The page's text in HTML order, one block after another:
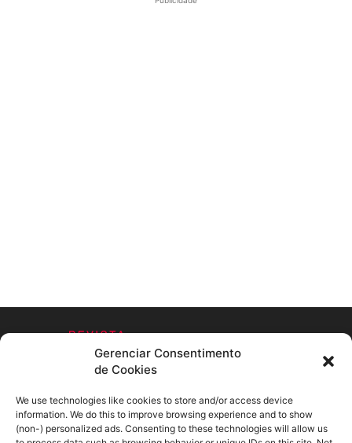
SOBRE NÓS
Gerenciar Consentimento
de Cookies
We use technologies like cookies to store and/or access device
information. We do this to improve browsing experience and to show
(non-) personalized ads. Consenting to these technologies will allow us